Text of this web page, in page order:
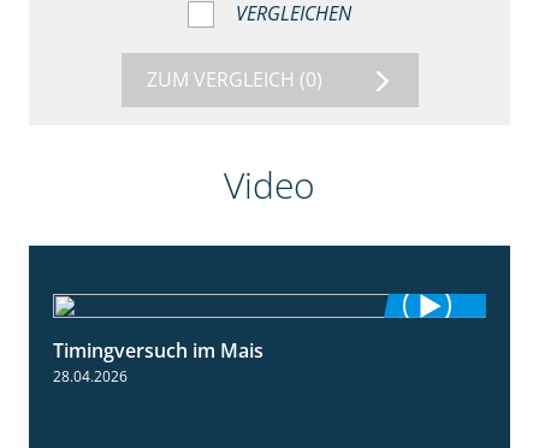
VERGLEICHEN
ZUM VERGLEICH (0)
Video
Timingversuch im Mais
28.04.2026